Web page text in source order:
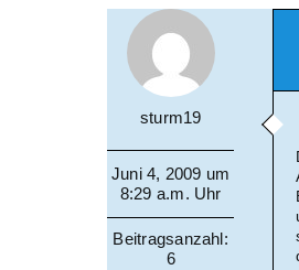
sturm19
Juni 4, 2009 um
8:29 a.m. Uhr
Beitragsanzahl:
6